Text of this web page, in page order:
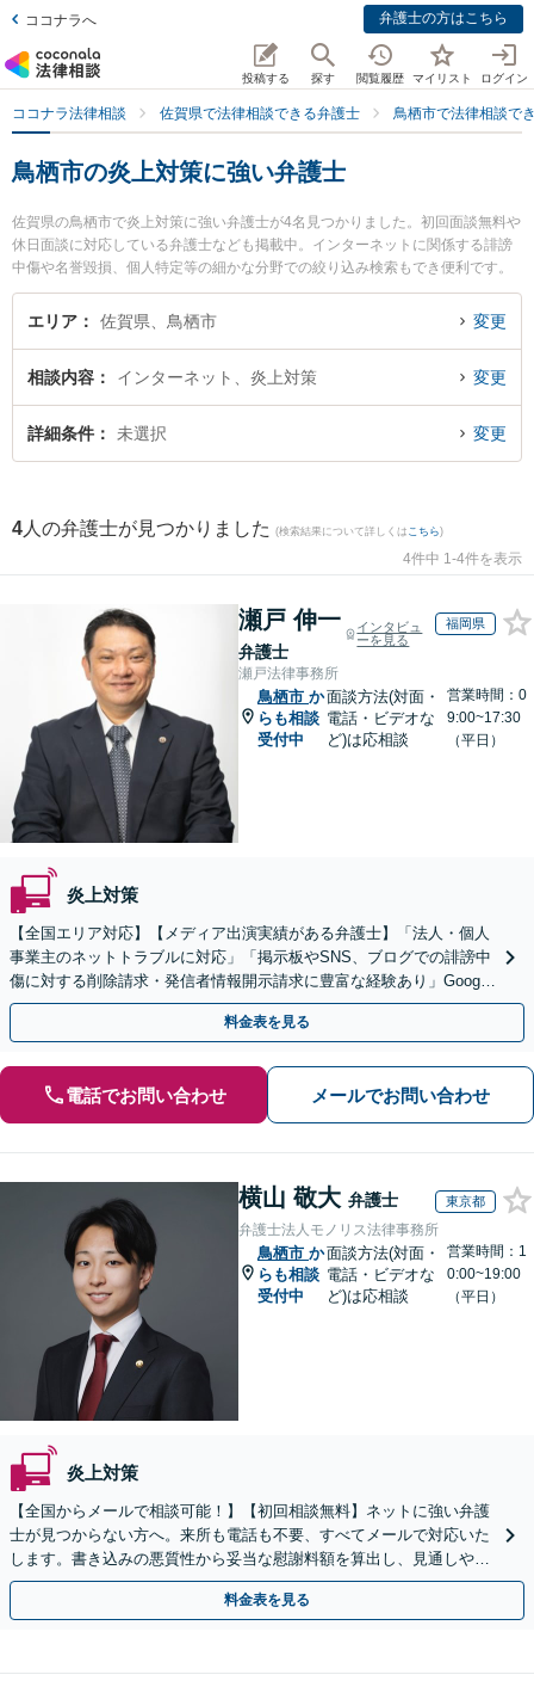
ココナラへ 弁護士の方はこちら
投稿する 探す 閲覧履歴 マイリスト ログイン
ココナラ法律相談 佐賀県で法律相談できる弁護士 鳥栖市で法律相談で
鳥栖市の炎上対策に強い弁護士
佐賀県の鳥栖市で炎上対策に強い弁護士が4名見つかりました。初回面談無料や
休日面談に対応している弁護士なども掲載中。インターネットに関係する誹謗
中傷や名誉毀損、個人特定等の細かな分野での絞り込み検索もでき便利です。
特に弁護士法人ITS法律事務所 鳥栖事務所の松田 直弁護士や園法律事務所の園
真規弁護士、九州鳥栖・芯鋭法律事務所の竹下 正実弁護士のプロフィール情報
や弁護士費用、強みなどが注目されています。『鳥栖市で土日や夜間に発生し
解決の実績豊富な近くの弁護士を検索したい』『初回相談無料で炎上対策を法
律相談できる鳥栖市内の弁護士に相談予約したい』などでお困りの相談者さん
におすすめです。
エリア 佐賀県、鳥栖市 変更
相談内容 インターネット、炎上対策 変更
詳細条件 未選択 変更
4 人の弁護士が見つかりました (検索結果について詳しくは こちら)
4件中 1-4件を表示
瀬戸 伸一
弁護士
インタビュ
ーを見る
福岡県
瀬戸法律事務所
鳥栖市 か
らも相談
受付中
面談方法(対面・
電話・ビデオな
ど)は応相談
営業時間：0
9:00~17:30
（平日）
炎上対策
【全国エリア対応】【メディア出演実績がある弁護士】「法人・個人
事業主のネットトラブルに対応」「掲示板やSNS、ブログでの誹謗中
傷に対する削除請求・発信者情報開示請求に豊富な経験あり」Google
口コミの削除請求・賠償請求のご相談はお任せ
料金表を見る
電話でお問い合わせ メールでお問い合わせ
横山 敬大 弁護士 東京都
弁護士法人モノリス法律事務所
鳥栖市 か
らも相談
受付中
面談方法(対面・
電話・ビデオな
ど)は応相談
営業時間：1
0:00~19:00
（平日）
炎上対策
【全国からメールで相談可能！】【初回相談無料】ネットに強い弁護
士が見つからない方へ。来所も電話も不要、すべてメールで対応いた
します。書き込みの悪質性から妥当な慰謝料額を算出し、見通しや費
用面のリスクも包み隠さずお伝えしサポートします。
料金表を見る